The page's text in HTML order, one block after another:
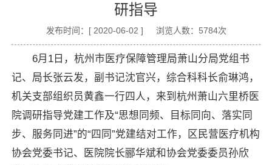
研指导
发布时间：[ 2020-06-02 ] 浏览人数：5784次
6月1日，杭州市医疗保障管理局萧山分局党组书
记、局长张云发，副书记沈官兴，综合科科长俞琳鸿，
机关支部组织员黄鑫一行四人，来到杭州萧山六里桥医
院调研指导党建工作及“思想同频、目标同向、落实同
步、服务同进”的“四同”党建结对工作，区民营医疗机构
协会党委书记、医院院长郦华斌和协会党委委员孙欣